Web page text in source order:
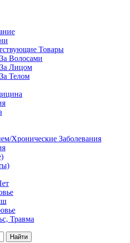
Товары
Волосами
Лицом
Телом
Хронические Заболевания
Травма
Найти